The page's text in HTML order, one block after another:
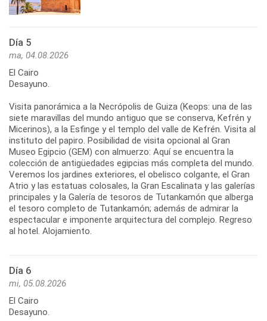
Día 5
ma, 04.08.2026
El Cairo
Desayuno.
Visita panorámica a la Necrópolis de Guiza (Keops: una de las
siete maravillas del mundo antiguo que se conserva, Kefrén y
Micerinos), a la Esfinge y el templo del valle de Kefrén. Visita al
instituto del papiro. Posibilidad de visita opcional al Gran
Museo Egipcio (GEM) con almuerzo: Aquí se encuentra la
colección de antigüedades egipcias más completa del mundo.
Veremos los jardines exteriores, el obelisco colgante, el Gran
Atrio y las estatuas colosales, la Gran Escalinata y las galerías
principales y la Galería de tesoros de Tutankamón que alberga
el tesoro completo de Tutankamón; además de admirar la
espectacular e imponente arquitectura del complejo. Regreso
al hotel. Alojamiento.
Día 6
mi, 05.08.2026
El Cairo
Desayuno.